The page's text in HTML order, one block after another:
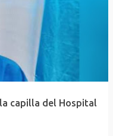
capilla del Hospital